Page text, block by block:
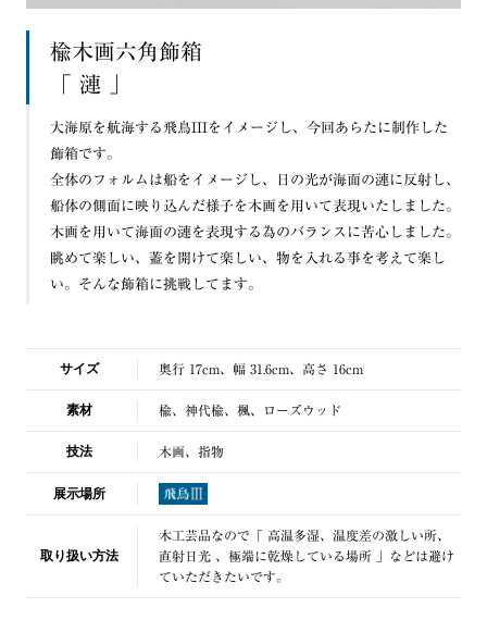
楡木画六角飾箱
「 漣 」
大海原を航海する飛鳥IIIをイメージし、今回あらたに制作した
飾箱です。
全体のフォルムは船をイメージし、日の光が海面の漣に反射し、
船体の側面に映り込んだ様子を木画を用いて表現いたしました。
木画を用いて海面の漣を表現する為のバランスに苦心しました。
眺めて楽しい、蓋を開けて楽しい、物を入れる事を考えて楽し
い。そんな飾箱に挑戦してます。
サイズ 奥行 17cm、幅 31.6cm、高さ 16cm
素材 楡、神代楡、楓、ローズウッド
技法 木画、指物
展示場所
取り扱い方法
木工芸品なので「 高温多湿、温度差の激しい所、
直射日光 、極端に乾燥している場所 」などは避け
ていただきたいです。